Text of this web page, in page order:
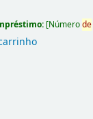
[Númerode